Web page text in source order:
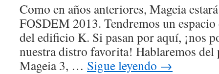
Como en años anteriores, Mageia
FOSDEM 2013. Tendremos un
del edificio K. Si pasan por aquí, ¡nos
nuestra distro favorita! Hablaremos
Mageia 3, … Sigue leyendo →